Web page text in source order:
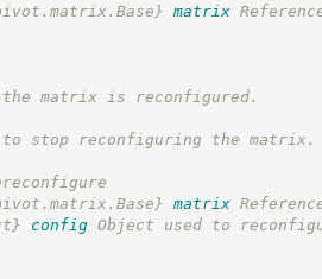
matrix
matrix is reconfigured.
stop reconfiguring the matrix.
matrix
config Object used to